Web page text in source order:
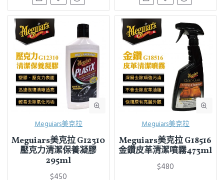
Meguiars美克拉
Meguiars美克拉 G12310
壓克力清潔保養凝膠
295ml
$450
Meguiars美克拉
Meguiars美克拉 G18516
金鑽皮革清潔噴霧473ml
$480